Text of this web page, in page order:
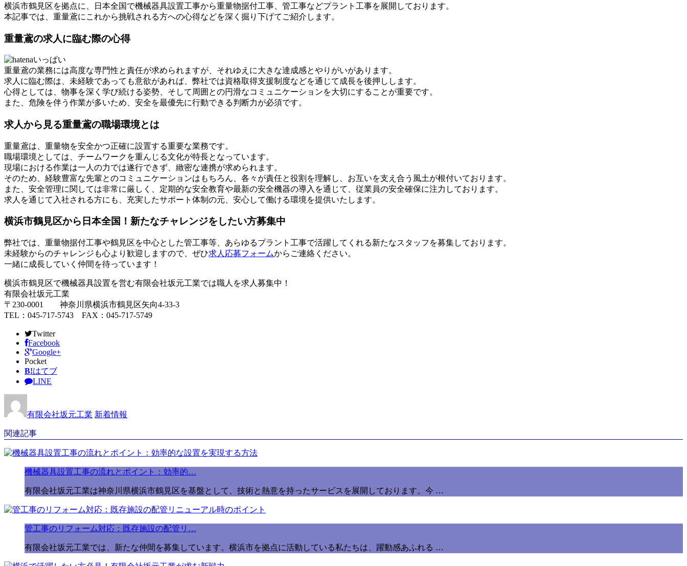
横浜市鶴見区を拠点に、日本全国で機械器具設置工事から重量物据付工事、管工事などプラント工事を展開しております。
本記事では、重量鳶にこれから挑戦される方への心得などを深く掘り下げてご紹介します。
重量鳶の求人に臨む際の心得
重量鳶の業務には高度な専門性と責任が求められますが、それゆえに大きな達成感とやりがいがあります。
求人に臨む際は、未経験であっても意欲があれば、弊社では資格取得支援制度などを通じて成長を後押しします。
心得としては、物事を深く学び続ける姿勢、そして周囲との円滑なコミュニケーションを大切にすることが重要です。
また、危険を伴う作業が多いため、安全を最優先に行動できる判断力が必須です。
求人から見る重量鳶の職場環境とは
重量鳶は、重量物を安全かつ正確に設置する重要な業務です。
職場環境としては、チームワークを重んじる文化が特長となっています。
現場における作業は一人の力では遂行できず、緻密な連携が求められます。
そのため、経験豊富な先輩とのコミュニケーションはもちろん、各々が責任と役割を理解し、お互いを支え合う風土が根付いております。
また、安全管理に関しては非常に厳しく、定期的な安全教育や最新の安全機器の導入を通じて、従業員の安全確保に注力しております。
求人を通じて入社される方にも、充実したサポート体制の元、安心して働ける環境を提供いたします。
横浜市鶴見区から日本全国！新たなチャレンジをしたい方募集中
弊社では、重量物据付工事や鶴見区を中心とした管工事等、あらゆるプラント工事で活躍してくれる新たなスタッフを募集しております。
未経験からのチャレンジも心より歓迎しますので、ぜひ求人応募フォームからご連絡ください。
一緒に成長していく仲間を待っています！
横浜市鶴見区で機械器具設置を営む有限会社坂元工業では職人を求人募集中！
有限会社坂元工業
〒230-0001 神奈川県横浜市鶴見区矢向4-33-3
TEL：045-717-5743 FAX：045-717-5749
Twitter
Facebook
Google+
Pocket
B!はてブ
LINE
有限会社坂元工業 新着情報
関連記事
機械器具設置工事の流れとポイント：効率的…
有限会社坂元工業は神奈川県横浜市鶴見区を基盤として、技術と熱意を持ったサービスを展開しております。今 …
管工事のリフォーム対応：既存施設の配管リ…
有限会社坂元工業では、新たな仲間を募集しています。横浜市を拠点に活動している私たちは、躍動感あふれる …